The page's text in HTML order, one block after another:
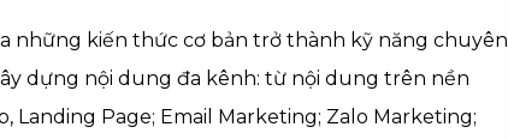
những kiến thức cơ bản trở thành kỹ năng chuyên
dựng nội dung đa kênh: từ nội dung trên nền
Page; Email Marketing; Zalo Marketing;